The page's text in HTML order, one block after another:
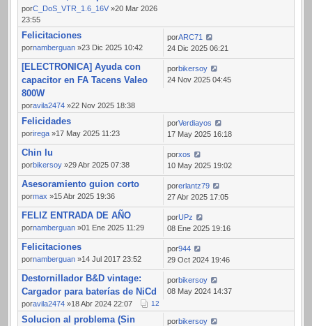
porC_DoS_VTR_1.6_16V »20 Mar 2026
23:55
Felicitaciones
pornamberguan »23 Dic 2025 10:42
porARC71
24 Dic 2025 06:21
[ELECTRONICA] Ayuda con
capacitor en FA Tacens Valeo
800W
poravila2474 »22 Nov 2025 18:38
porbikersoy
24 Nov 2025 04:45
Felicidades
porirega »17 May 2025 11:23
porVerdiayos
17 May 2025 16:18
Chin lu
porbikersoy »29 Abr 2025 07:38
porxos
10 May 2025 19:02
Asesoramiento guion corto
pormax »15 Abr 2025 19:36
porerlantz79
27 Abr 2025 17:05
FELIZ ENTRADA DE AÑO
pornamberguan »01 Ene 2025 11:29
porUPz
08 Ene 2025 19:16
Felicitaciones
pornamberguan »14 Jul 2017 23:52
por944
29 Oct 2024 19:46
Destornillador B&D vintage:
Cargador para baterías de NiCd
poravila2474 »18 Abr 2024 22:07 12
porbikersoy
08 May 2024 14:37
Solucion al problema (Sin
porbikersoy